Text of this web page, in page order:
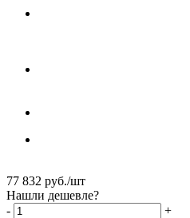
77 832 руб./шт
Нашли дешевле?
-
+